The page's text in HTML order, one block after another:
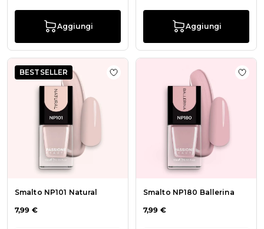
Aggiungi Aggiungi
BESTSELLER
Smalto NP101 Natural
7,99 €
Aggiungi alla wishlist Smalto
Smalto NP180 Ballerina
7,99 €